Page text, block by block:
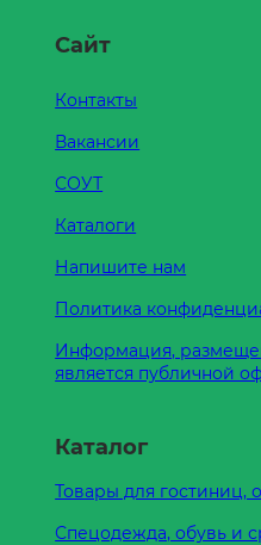
Сайт
Контакты
Вакансии
СОУТ
Каталоги
Напишите нам
Политика
Информация,
является публичной
Каталог
Товары для гостиниц,
Спецодежда, обувь и